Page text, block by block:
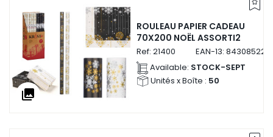
collections
ROULEAU PAPIER CADEAU
70X200 NOËL ASSORTI2
Ref: 21400 EAN-13:
Available: STOCK-SEPT
Unités x Boîte : 50